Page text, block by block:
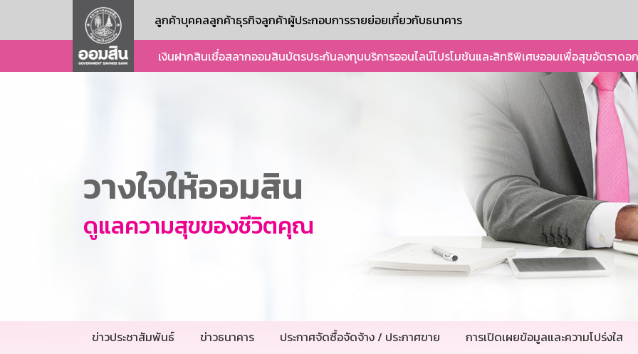
ลูกค้าบุคคลลูกค้าธุรกิจลูกค้าผู้ประกอบการรายย่อยเกี่ยวกับธนาคาร
เงินฝากสินเชื่อสลากออมสินบัตรประกันลงทุนบริการออนไลน์โปรโมชันและสิทธิพิเศษออมเพื่อสุขอัตราดอ
วางใจให้ออมสิน
ดูแลความสุขของชีวิตคุณ
ข่าวประชาสัมพันธ์ ข่าวธนาคาร ประกาศจัดซื้อจัดจ้าง / ประกาศขาย การเปิดเผยข้อมูลและความโปร่งใส